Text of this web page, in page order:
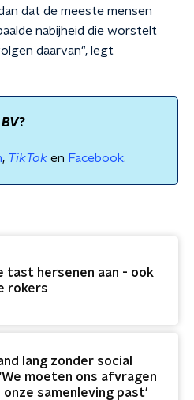
dat de meeste mensen
nabijheid die worstelt
daarvan", legt
?
, TikTok en Facebook.
tast hersenen aan - ook
rokers
lang zonder social
moeten ons afvragen
samenleving past'